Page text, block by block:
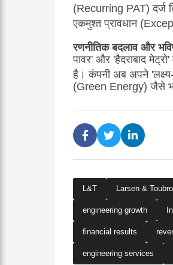
(Recurring PAT) दर्ज
एकमुश्त प्रावधान
रणनीतिक बदलाव और
पावर' और 'हैदराबाद
है।कंपनी अब अपने
(Green Energy) जैसे
L&T Larsen & Toubro
engineering growth
financial results
engineering services